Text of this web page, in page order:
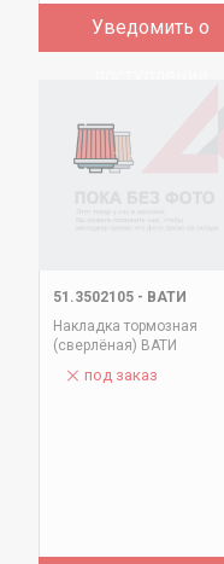
Уведомить о
51.3502105 - ВАТИ
Накладка тормозная
(сверлёная) ВАТИ
под заказ